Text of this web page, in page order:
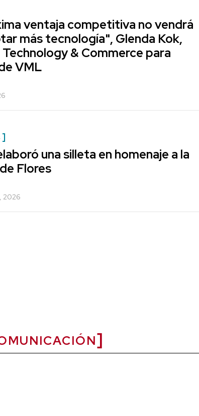
ventaja competitiva no vendrá
más tecnología", Glenda Kok,
& Commerce para
VML
una silleta en homenaje a la
Flores
2026